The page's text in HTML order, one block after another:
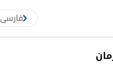
فارسی